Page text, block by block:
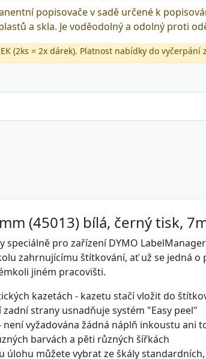
popisovače v sadě určené k
a skla. Je voděodolný a odolný proti
(2ks = 2x dárek). Platnost nabídky do vyčerpání
(45013) bílá, černý tisk,
speciálně pro zařízení DYMO
zahrnujícímu štítkování, ať už se jedná
jiném pracovišti.
kazetách - kazetu stačí vložit do
strany usnadňuje systém "Easy peel"
vyžadována žádná náplň inkoustu ani
barvách a pěti různých šířkách
úlohu můžete vybrat ze škály